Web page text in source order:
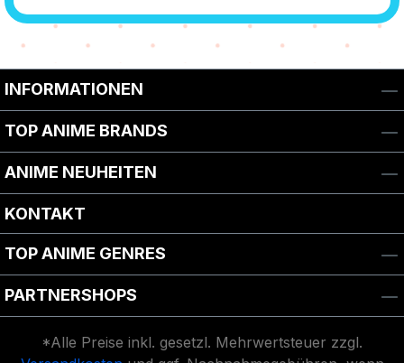
Zurück zur Vor-/Zurück-Navigation
INFORMATIONEN
TOP ANIME BRANDS
ANIME NEUHEITEN
KONTAKT
TOP ANIME GENRES
PARTNERSHOPS
*Alle Preise inkl. gesetzl. Mehrwertsteuer zzgl.